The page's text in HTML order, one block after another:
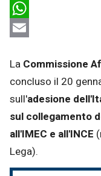
LinkedIn
WhatsApp
La Commissione
concluso il 20
sull'adesione
sul collegamento
all'IMEC e all'INCE
Lega).